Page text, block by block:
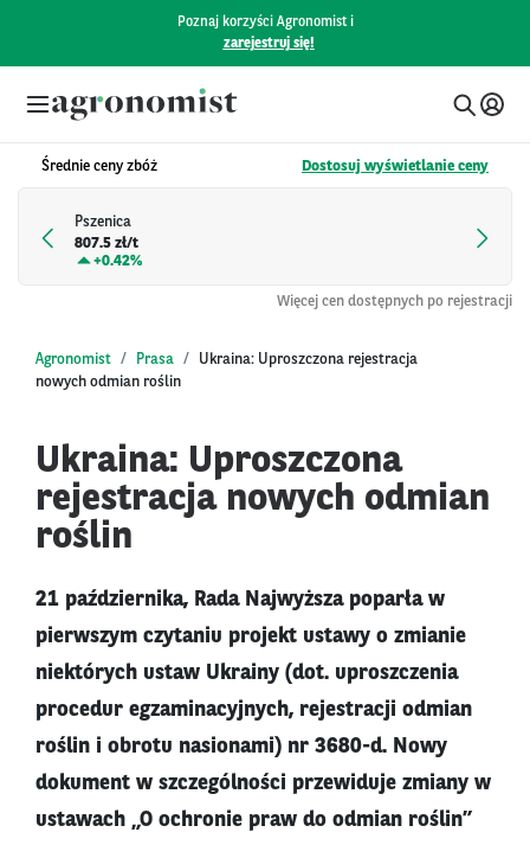
Poznaj korzyści Agronomist i
zarejestruj się!
Średnie ceny zbóż Dostosuj wyświetlanie ceny
Pszenica
807.5 zł/t
+0.42%
Więcej cen dostępnych po rejestracji
Agronomist Prasa
Ukraina: Uproszczona rejestracja
nowych odmian roślin
Ukraina: Uproszczona
rejestracja nowych odmian
roślin
21 października, Rada Najwyższa poparła w
pierwszym czytaniu projekt ustawy o zmianie
niektórych ustaw Ukrainy (dot. uproszczenia
procedur egzaminacyjnych, rejestracji odmian
roślin i obrotu nasionami) nr 3680-d. Nowy
dokument w szczególności przewiduje zmiany w
ustawach „O ochronie praw do odmian roślin”